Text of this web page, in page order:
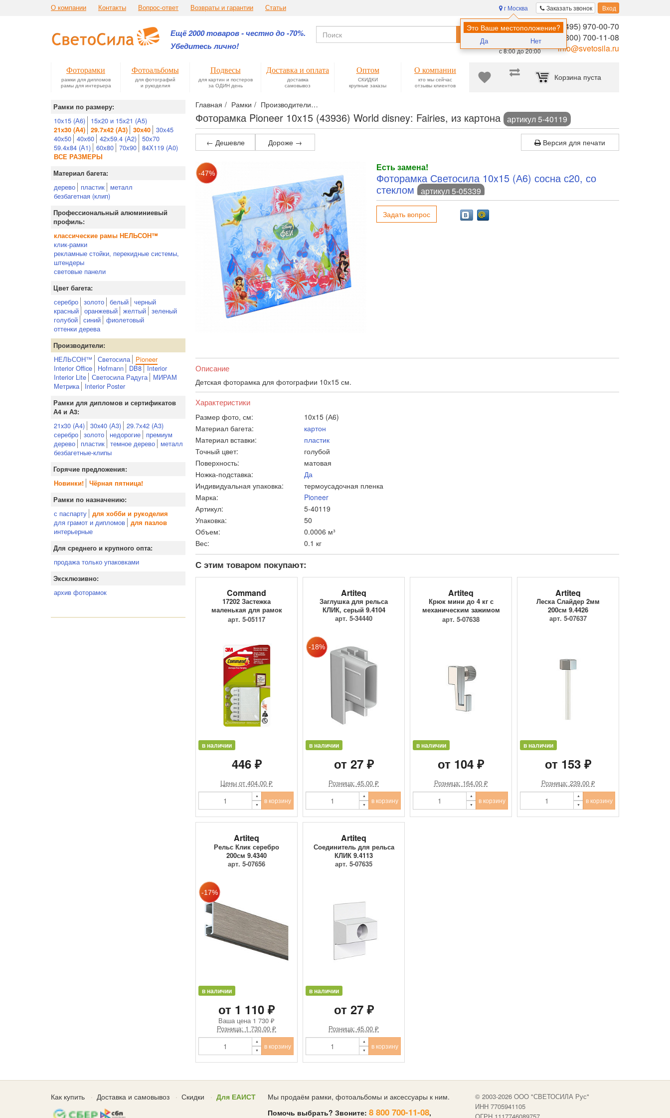
О компании Контакты Вопрос-ответ Возвраты и гарантии Статьи Заказать звонок Вход
г Москва
Это Ваше местоположение?
Да Нет
Ещё 2000 товаров - честно до -70%.
Убедитесь лично!
Помощь в
выборе:
Ежедневно,
с 8:00 до 20:00
8 (495) 970-00-70
8 (800) 700-11-08
info@svetosila.ru
Найти
Корзина пуста
Фоторамки
рамки для дипломов
рамы для интерьера
Фотоальбомы
для фотографий
и рукоделия
Подвесы
для картин и постеров
за ОДИН день
Доставка и оплата
доставка
самовывоз
Оптом
СКИДКИ
крупные заказы
О компании
кто мы сейчас
отзывы клиентов
Главная Рамки Производители
Фоторамка Pioneer 10x15 (43936) World disney: Fairies, из картона артикул 5-40119
Рамки по размеру:
10х15 (А6) 15х20 и 15х21 (А5)
21х30 (А4) 29.7х42 (А3) 30х40
30х45
40х50 40х60 42х59.4 (А2) 50х70
59.4х84 (А1) 60х80 70х90 84Х119 (А0)
ВСЕ РАЗМЕРЫ
Материал багета:
дерево пластик
металл
безбагетная (клип)
Профессиональный алюминиевый
профиль:
классические рамы НЕЛЬСОН™
клик-рамки
рекламные стойки, перекидные системы,
штендеры
световые панели
Цвет багета:
серебро золото белый черный
красный оранжевый желтый зеленый
голубой синий фиолетовый
оттенки дерева
Производители:
НЕЛЬСОН™ Светосила
Pioneer
Interior Office
Hofmann DB8 Interior
Interior Lite Светосила Радуга
МИРАМ
Метрика
Interior Poster
Рамки для дипломов и сертификатов
А4 и А3:
21x30 (А4) 30x40 (А3) 29.7х42 (А3)
серебро золото недорогие
премиум
дерево
пластик темное дерево
металл
безбагетные-клипы
Горячие предложения:
Новинки!
Чёрная пятница!
Рамки по назначению:
с паспарту для хобби и рукоделия
для грамот и дипломов для пазлов
интерьерные
Для среднего и крупного опта:
продажа только упаковками
Эксклюзивно:
архив фоторамок
← Дешевле Дороже → Версия для печати
Есть замена!
Фоторамка Светосила 10x15 (А6) сосна с20, со
стеклом артикул 5-05339
Задать вопрос
Описание
Детская фоторамка для фотографии 10х15 см.
Характеристики
Размер фото, см:
10x15 (А6)
Материал багета:
картон
Материал вставки:
пластик
Точный цвет:
голубой
Поверхность:
матовая
Ножка-подставка:
Да
Индивидуальная упаковка:
термоусадочная пленка
Марка:
Pioneer
Артикул:
5-40119
Упаковка:
50
Объем:
0.0006 м³
Вес:
0.1 кг
С этим товаром покупают:
Command
17202 Застежка
маленькая для рамок
белый 450 гр...
арт. 5-05117
в наличии
446 ₽
Цены от 404.00 ₽
в корзину
Artiteq
Заглушка для рельса
КЛИК, серый 9.4104
арт. 5-34440
в наличии
от 27 ₽
Розница: 45.00 ₽
в корзину
Artiteq
Крюк мини до 4 кг с
механическим зажимом
9.4205
арт. 5-07638
в наличии
от 104 ₽
Розница: 164.00 ₽
в корзину
Artiteq
Леска Слайдер 2мм
200см 9.4426
арт. 5-07637
в наличии
от 153 ₽
Розница: 239.00 ₽
в корзину
Artiteq
Рельс Клик серебро
200см 9.4340
арт. 5-07656
в наличии
от 1 110 ₽
Ваша цена 1 730 ₽
Розница: 1 730.00 ₽
в корзину
Artiteq
Соединитель для рельса
КЛИК 9.4113
арт. 5-07635
в наличии
от 27 ₽
Розница: 45.00 ₽
в корзину
Как купить Доставка и самовывоз Скидки Для ЕАИСТ
Мы продаём рамки, фотоальбомы и аксессуары к ним.
Помочь выбрать? Звоните: 8 800 700-11-08,
© 2003-2026 OOO "СВЕТОСИЛА Рус"
ИНН 7705941105